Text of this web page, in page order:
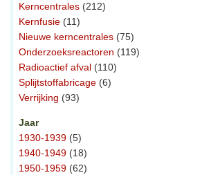
Kerncentrales (212)
Kernfusie (11)
Nieuwe kerncentrales (75)
Onderzoeksreactoren (119)
Radioactief afval (110)
Splijtstoffabricage (6)
Verrijking (93)
Jaar
1930-1939 (5)
1940-1949 (18)
1950-1959 (62)